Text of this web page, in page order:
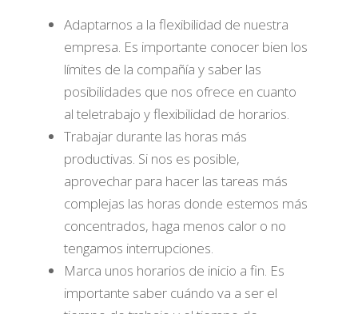
Adaptarnos a la flexibilidad de nuestra
empresa. Es importante conocer bien los
límites de la compañía y saber las
posibilidades que nos ofrece en cuanto
al teletrabajo y flexibilidad de horarios.
Trabajar durante las horas más
productivas. Si nos es posible,
aprovechar para hacer las tareas más
complejas las horas donde estemos más
concentrados, haga menos calor o no
tengamos interrupciones.
Marca unos horarios de inicio a fin. Es
importante saber cuándo va a ser el